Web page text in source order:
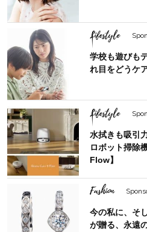
Lifestyle
学校も遊びも
れ目をどうケ
Lifestyle
水拭きも吸引
ロボット掃除
Flow】
Fashion
今の私に、そ
が贈る、永遠